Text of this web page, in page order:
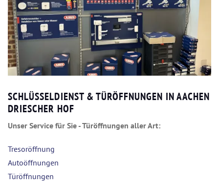
SCHLÜSSELDIENST & TÜRÖFFNUNGEN IN AACHEN
DRIESCHER HOF
Unser Service für Sie - Türöffnungen aller Art:
Tresoröffnung
Autoöffnungen
Türöffnungen